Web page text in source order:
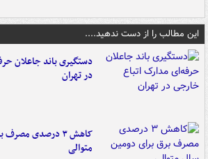
این مطالب را از دست ندهید....
دستگیری باند جاعلان
در تهران
کاهش ۳ درصدی
متوالی